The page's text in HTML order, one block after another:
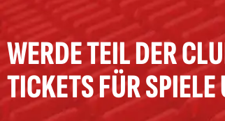
WERDE TEIL DER
TICKETS FÜR